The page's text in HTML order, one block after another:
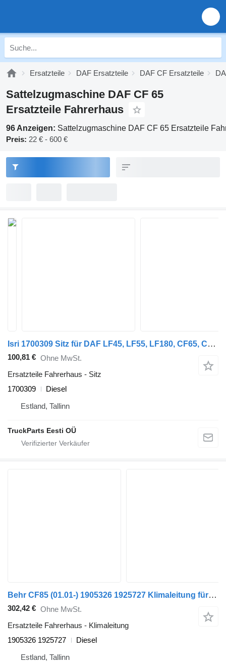
Ersatzteile DAF Ersatzteile DAF CF Ersatzteile
Sattelzugmaschine DAF CF 65
Ersatzteile Fahrerhaus
96 Anzeigen: Sattelzugmaschine DAF CF 65 Ersatzteile
Preis: 22 € - 600 €
Isri 1700309 Sitz für DAF LF45, LF55, LF180, CF65, CF75, CF85 (2001-) Sattelzugmaschine
100,81 € Ohne MwSt.
Ersatzteile Fahrerhaus - Sitz
1700309
Diesel
Estland, Tallinn
TruckParts Eesti OÜ
Behr CF85 (01.01-) 1905326 1925727 Klimaleitung für DAF LF45, LF55, LF180, CF65, CF75, CF85 (2001-) Sattelzugmaschine
302,42 € Ohne MwSt.
Ersatzteile Fahrerhaus - Klimaleitung
1905326 1925727
Diesel
Estland, Tallinn